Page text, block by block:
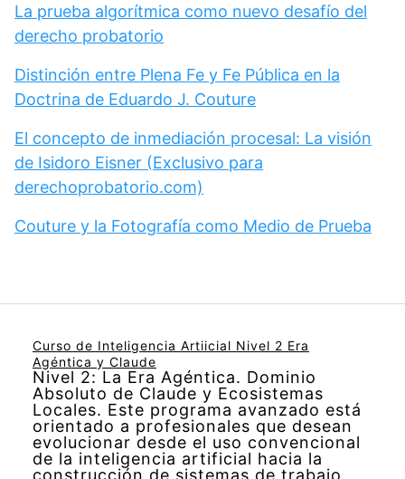
La prueba algorítmica como nuevo desafío del
derecho probatorio
Distinción entre Plena Fe y Fe Pública en la
Doctrina de Eduardo J. Couture
El concepto de inmediación procesal: La visión
de Isidoro Eisner (Exclusivo para
derechoprobatorio.com)
Couture y la Fotografía como Medio de Prueba
Curso de Inteligencia Artiicial Nivel 2 Era
Agéntica y Claude
Nivel 2: La Era Agéntica. Dominio
Absoluto de Claude y Ecosistemas
Locales. Este programa avanzado está
orientado a profesionales que desean
evolucionar desde el uso convencional
de la inteligencia artificial hacia la
construcción de sistemas de trabajo